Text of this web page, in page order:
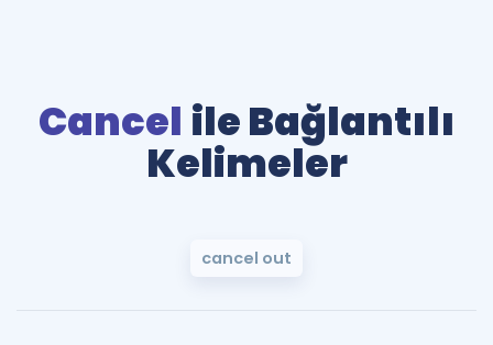
Cancel ile Bağlantılı
Kelimeler
cancel out